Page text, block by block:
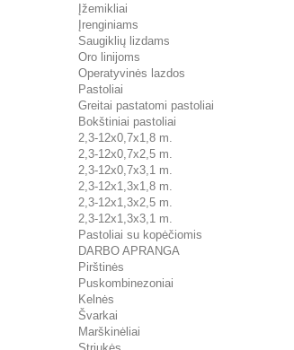
Įžemikliai
Įrenginiams
Saugiklių lizdams
Oro linijoms
Operatyvinės lazdos
Pastoliai
Greitai pastatomi pastoliai
Bokštiniai pastoliai
2,3-12x0,7x1,8 m.
2,3-12x0,7x2,5 m.
2,3-12x0,7x3,1 m.
2,3-12x1,3x1,8 m.
2,3-12x1,3x2,5 m.
2,3-12x1,3x3,1 m.
Pastoliai su kopėčiomis
DARBO APRANGA
Pirštinės
Puskombinezoniai
Kelnės
Švarkai
Marškinėliai